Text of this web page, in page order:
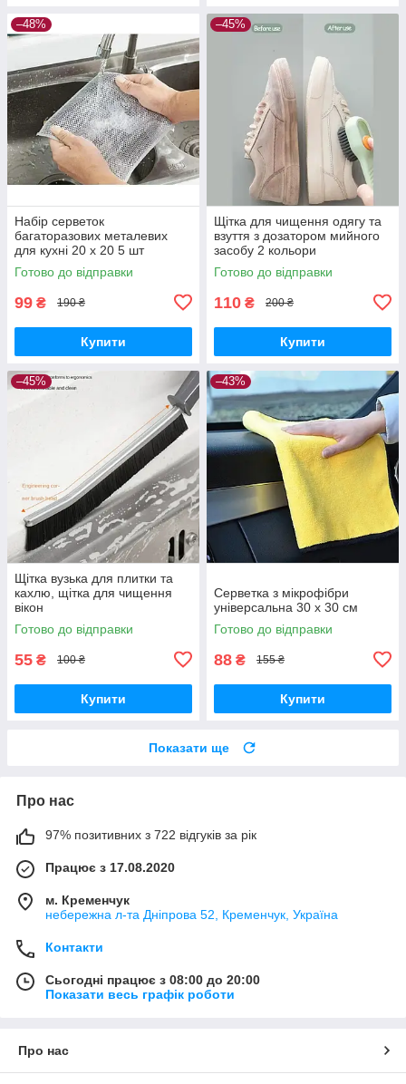
–48%
Набір серветок
багаторазових металевих
для кухні 20 х 20 5 шт
Готово до відправки
99 ₴ 190 ₴
Купити
–45%
Щітка для чищення одягу та
взуття з дозатором мийного
засобу 2 кольори
Готово до відправки
110 ₴ 200 ₴
Купити
–45%
Щітка вузька для плитки та
кахлю, щітка для чищення
вікон
Готово до відправки
55 ₴ 100 ₴
Купити
–43%
Серветка з мікрофібри
універсальна 30 х 30 см
Готово до відправки
88 ₴ 155 ₴
Купити
Показати ще
Про нас
97% позитивних з 722 відгуків за рік
Працює з 17.08.2020
м. Кременчук
небережна л-та Дніпрова 52, Кременчук, Україна
Контакти
Сьогодні працює з 08:00 до 20:00
Показати весь графік роботи
Про нас